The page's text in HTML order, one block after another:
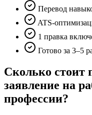
Перевод
ATS-
1 правка
Готово за 3–5
Сколько стоит
заявление на
профессии?